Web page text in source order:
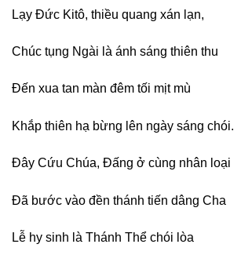
Lạy Đức Kitô, thiều quang xán lạn,
Chúc tụng Ngài là ánh sáng thiên thu
Đến xua tan màn đêm tối mịt mù
Khắp thiên hạ bừng lên ngày sáng chói.
Đây Cứu Chúa, Đấng ở cùng nhân loại
Đã bước vào đền thánh tiến dâng Cha
Lễ hy sinh là Thánh Thể chói lòa